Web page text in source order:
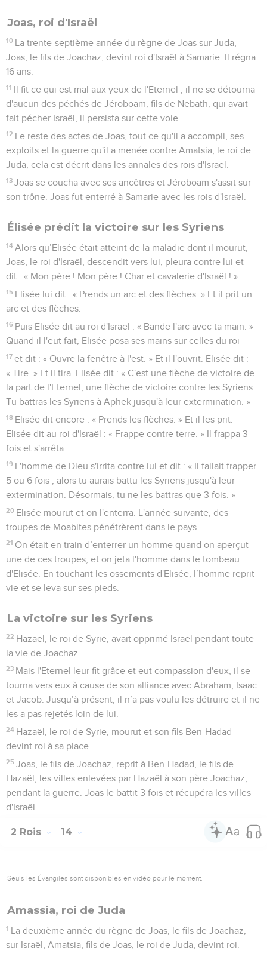
Joas, roi d'Israël
10 La trente-septième année du règne de Joas sur Juda,
Joas, le fils de Joachaz, devint roi d'Israël à Samarie. Il régna
16 ans.
11 Il fit ce qui est mal aux yeux de l'Eternel ; il ne se détourna
d'aucun des péchés de Jéroboam, fils de Nebath, qui avait
fait pécher Israël, il persista sur cette voie.
12 Le reste des actes de Joas, tout ce qu'il a accompli, ses
exploits et la guerre qu'il a menée contre Amatsia, le roi de
Juda, cela est décrit dans les annales des rois d'Israël.
13 Joas se coucha avec ses ancêtres et Jéroboam s'assit sur
son trône. Joas fut enterré à Samarie avec les rois d'Israël.
Élisée prédit la victoire sur les Syriens
14 Alors qu’Elisée était atteint de la maladie dont il mourut,
Joas, le roi d'Israël, descendit vers lui, pleura contre lui et
dit : « Mon père ! Mon père ! Char et cavalerie d'Israël ! »
15 Elisée lui dit : « Prends un arc et des flèches. » Et il prit un
arc et des flèches.
16 Puis Elisée dit au roi d'Israël : « Bande l'arc avec ta main. »
Quand il l'eut fait, Elisée posa ses mains sur celles du roi
17 et dit : « Ouvre la fenêtre à l'est. » Et il l'ouvrit. Elisée dit :
« Tire. » Et il tira. Elisée dit : « C'est une flèche de victoire de
la part de l'Eternel, une flèche de victoire contre les Syriens.
Tu battras les Syriens à Aphek jusqu'à leur extermination. »
18 Elisée dit encore : « Prends les flèches. » Et il les prit.
Elisée dit au roi d'Israël : « Frappe contre terre. » Il frappa 3
fois et s'arrêta.
19 L'homme de Dieu s'irrita contre lui et dit : « Il fallait frapper
5 ou 6 fois ; alors tu aurais battu les Syriens jusqu'à leur
extermination. Désormais, tu ne les battras que 3 fois. »
20 Elisée mourut et on l'enterra. L'année suivante, des
troupes de Moabites pénétrèrent dans le pays.
21 On était en train d’enterrer un homme quand on aperçut
une de ces troupes, et on jeta l'homme dans le tombeau
d'Elisée. En touchant les ossements d'Elisée, l’homme reprit
vie et se leva sur ses pieds.
La victoire sur les Syriens
22 Hazaël, le roi de Syrie, avait opprimé Israël pendant toute
la vie de Joachaz.
23 Mais l'Eternel leur fit grâce et eut compassion d'eux, il se
tourna vers eux à cause de son alliance avec Abraham, Isaac
et Jacob. Jusqu’à présent, il n’a pas voulu les détruire et il ne
les a pas rejetés loin de lui.
24 Hazaël, le roi de Syrie, mourut et son fils Ben-Hadad
devint roi à sa place.
25 Joas, le fils de Joachaz, reprit à Ben-Hadad, le fils de
Hazaël, les villes enlevées par Hazaël à son père Joachaz,
pendant la guerre. Joas le battit 3 fois et récupéra les villes
d'Israël.
2 Rois 14
Seuls les Évangiles sont disponibles en vidéo pour le moment.
Amassia, roi de Juda
1 La deuxième année du règne de Joas, le fils de Joachaz,
sur Israël, Amatsia, fils de Joas, le roi de Juda, devint roi.